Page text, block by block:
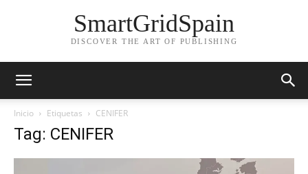
SmartGridSpain
DISCOVER THE ART OF PUBLISHING
Inicio Etiquetas CENIFER
Tag: CENIFER